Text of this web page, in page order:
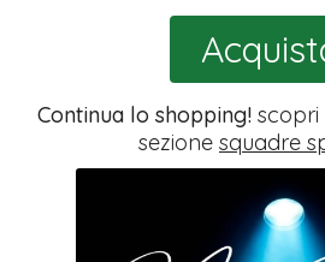
Continua lo shopping!scopri
sezione squadre